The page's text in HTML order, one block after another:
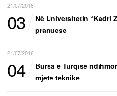
21/07/2016
03
Në Universitetin “Kadri
pranuese
21/07/2016
04
Bursa e Turqisë
mjete teknike